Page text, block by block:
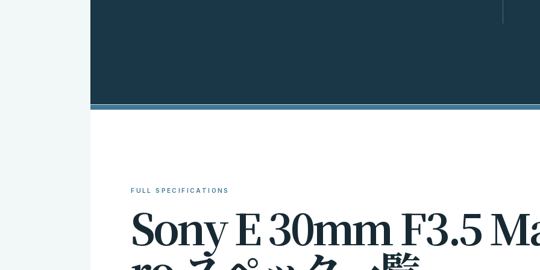
FULL SPECIFICATIONS
SonyE30mmF3.5M